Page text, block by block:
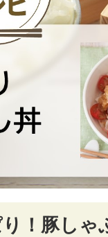
！豚しゃ